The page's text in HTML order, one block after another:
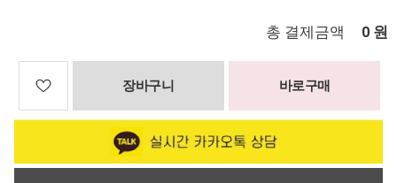
총 결제금액 0 원
장바구니 바로구매